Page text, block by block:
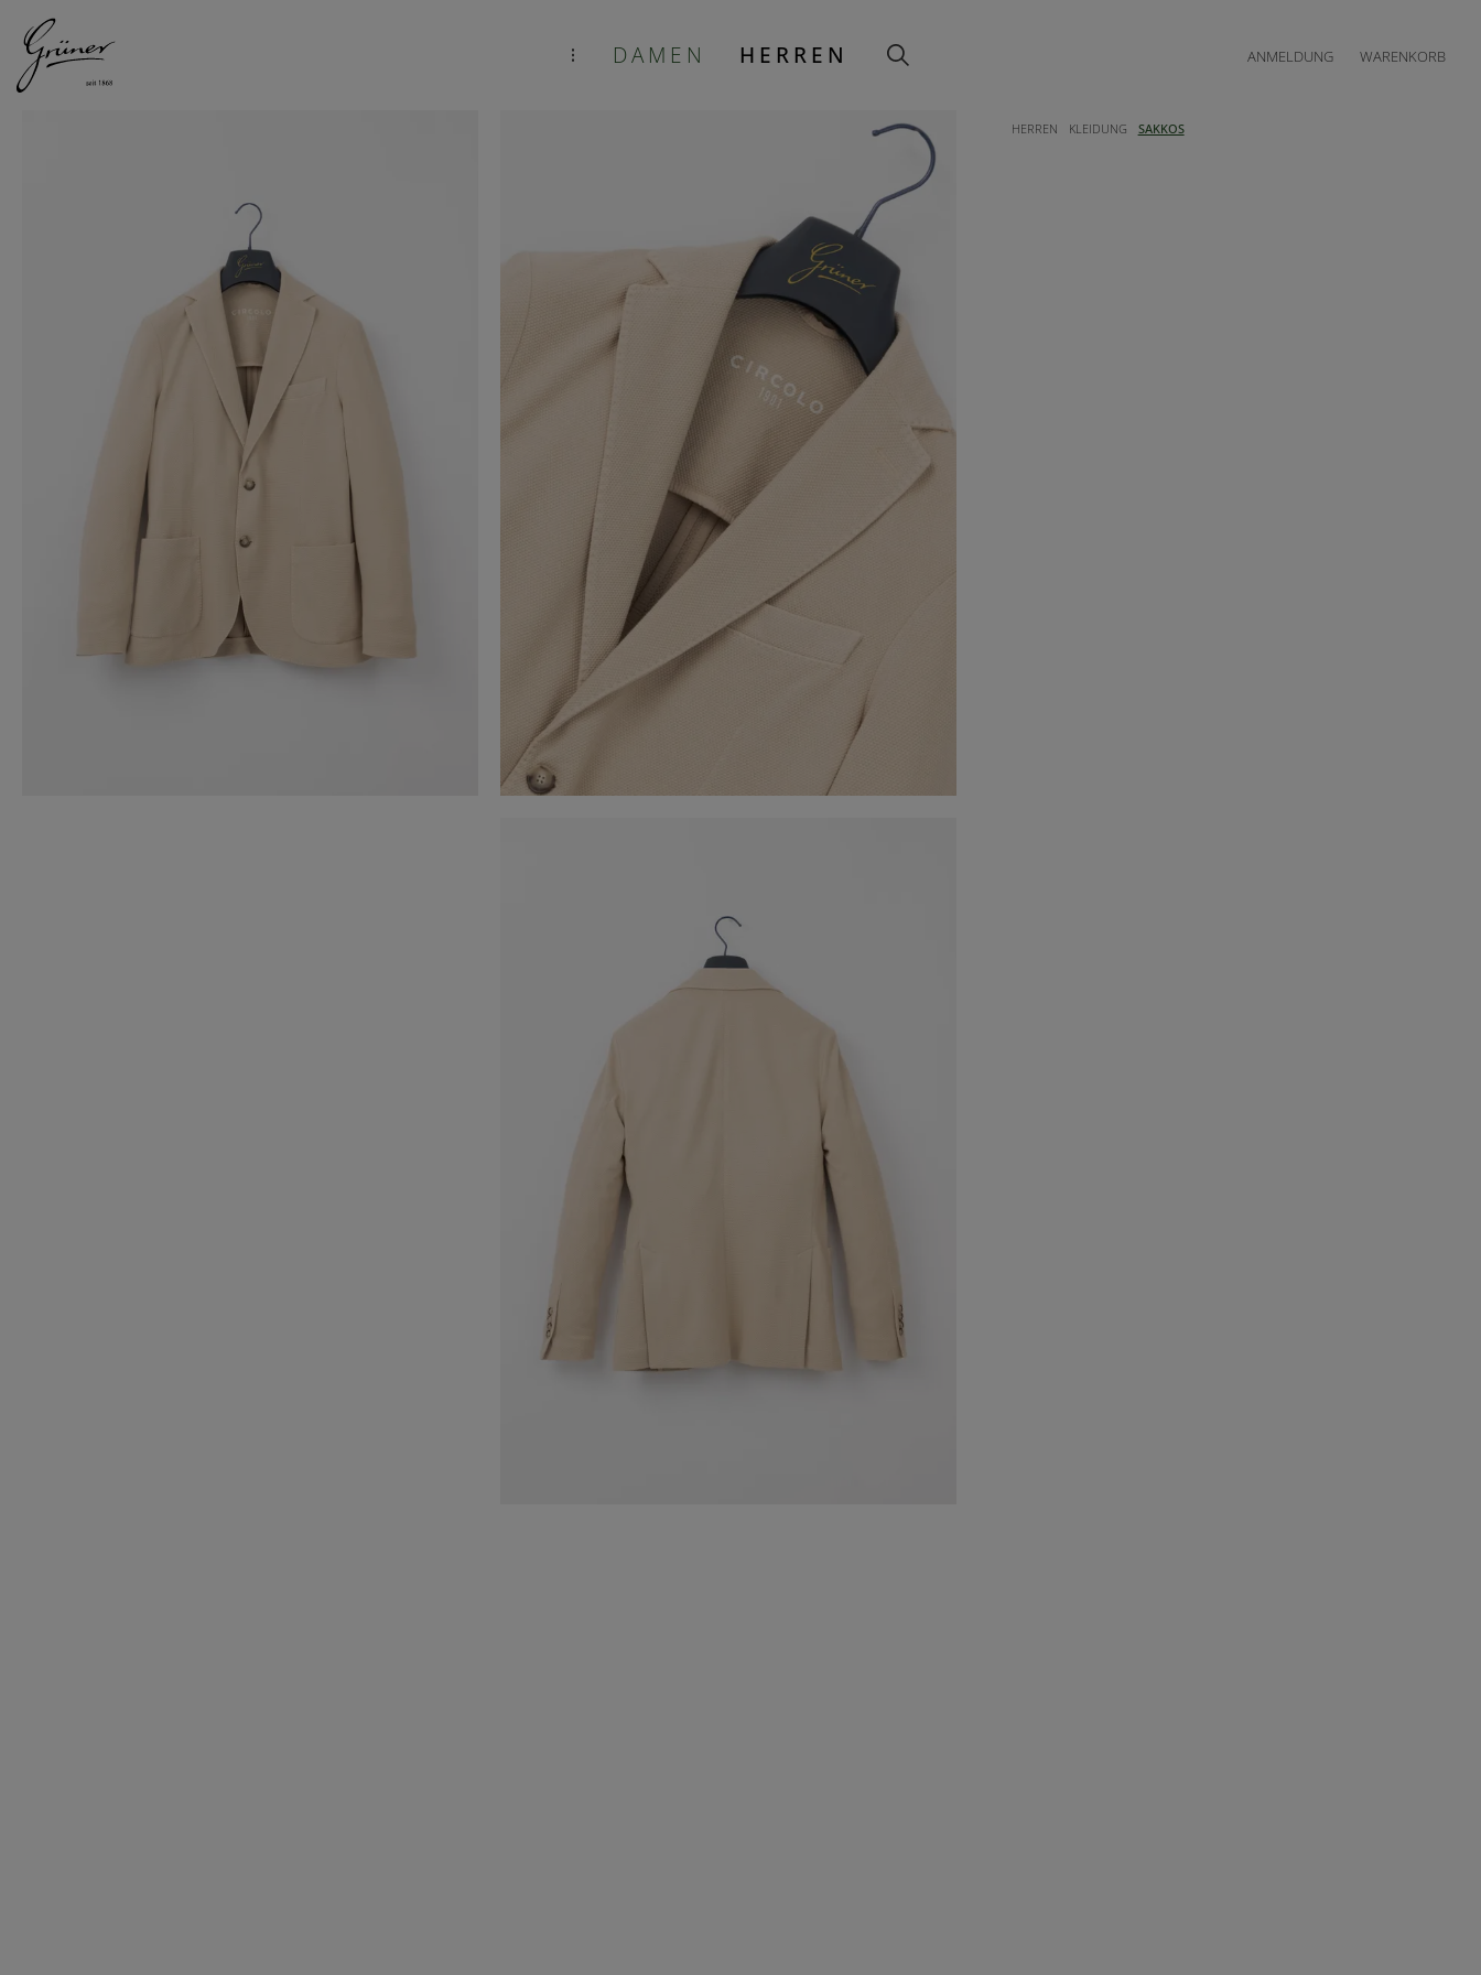
DAMEN HERREN ANMELDUNG WARENKORB
HERREN KLEIDUNG SAKKOS